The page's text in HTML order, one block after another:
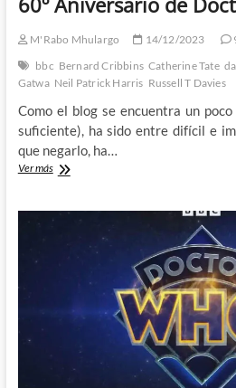
M'Rabo Mhulargo 14/12/2023
bbc Bernard Cribbins Catherine Tate
Gatwa Neil Patrick Harris Russell T Davies
Como el blog se encuentra un
suficiente), ha sido entre difícil e
que negarlo, ha…
Ver másSeis
encantado